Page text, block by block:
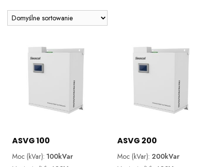
ASVG 100
Moc (kVar): 100kVar
ASVG 200
Moc (kVar): 200kVar